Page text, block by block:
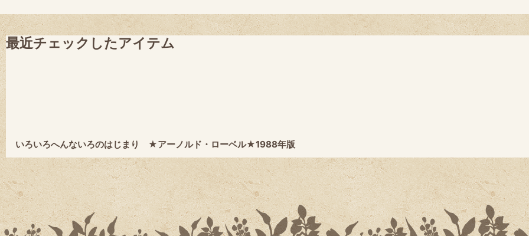
最近チェックしたアイテム
いろいろへんないろのはじまり ★アーノルド・ローベル★1988年版